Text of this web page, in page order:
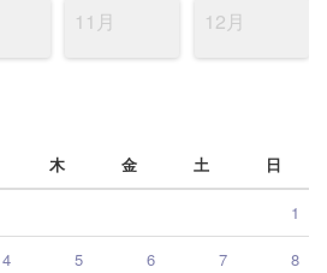
11月 12月
木 金 土 日
1
4 5 6 7 8